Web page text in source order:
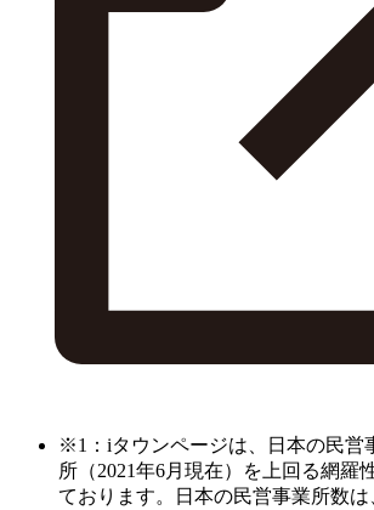
※1：iタウンページは、日本の民営
所（2021年6月現在）を上回る網羅
ております。日本の民営事業所数